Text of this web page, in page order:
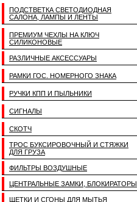
ПОДСТВЕТКА СВЕТОДИОДНАЯ
САЛОНА, ЛАМПЫ И ЛЕНТЫ
ПРЕМИУМ ЧЕХЛЫ НА КЛЮЧ
СИЛИКОНОВЫЕ
РАЗЛИЧНЫЕ АКСЕССУАРЫ
РАМКИ ГОС. НОМЕРНОГО ЗНАКА
РУЧКИ КПП И ПЫЛЬНИКИ
СИГНАЛЫ
СКОТЧ
ТРОС БУКСИРОВОЧНЫЙ И СТЯЖКИ
ДЛЯ ГРУЗА
ФИЛЬТРЫ ВОЗДУШНЫЕ
ЦЕНТРАЛЬНЫЕ ЗАМКИ, БЛОКИРАТОРЫ
ЩЕТКИ И СГОНЫ ДЛЯ МЫТЬЯ